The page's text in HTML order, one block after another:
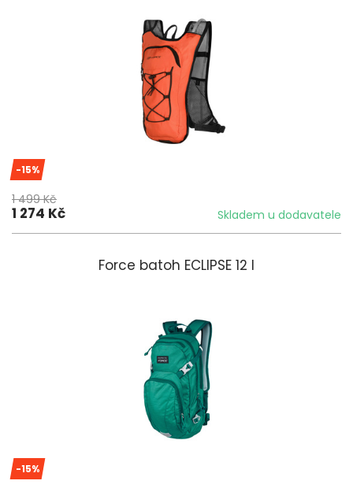
-15%
1 499 Kč
1 274 Kč Skladem u dodavatele
Force batoh ECLIPSE 12 l
-15%